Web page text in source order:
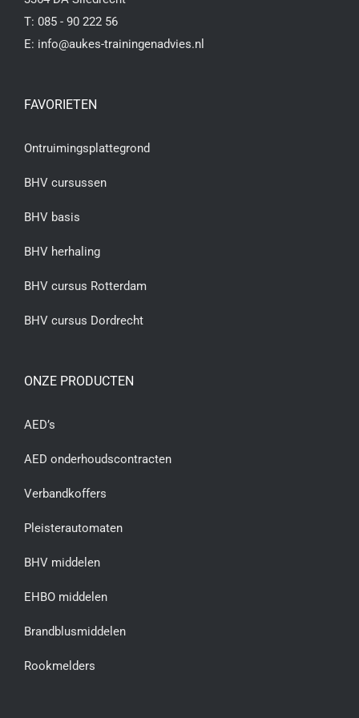
T: 085 - 90 222 56
E: info@aukes-trainingenadvies.nl
FAVORIETEN
Ontruimingsplattegrond
BHV cursussen
BHV basis
BHV herhaling
BHV cursus Rotterdam
BHV cursus Dordrecht
ONZE PRODUCTEN
AED’s
AED onderhoudscontracten
Verbandkoffers
Pleisterautomaten
BHV middelen
EHBO middelen
Brandblusmiddelen
Rookmelders